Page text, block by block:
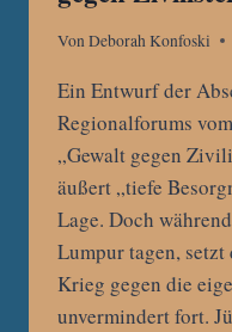
VonDeborah Konfoski
Ein Entwurf der
Regionalforums
„Gewalt gegen
äußert „tiefe
Lage. Doch
Lumpur tagen,
Krieg gegen die
unvermindert fort.